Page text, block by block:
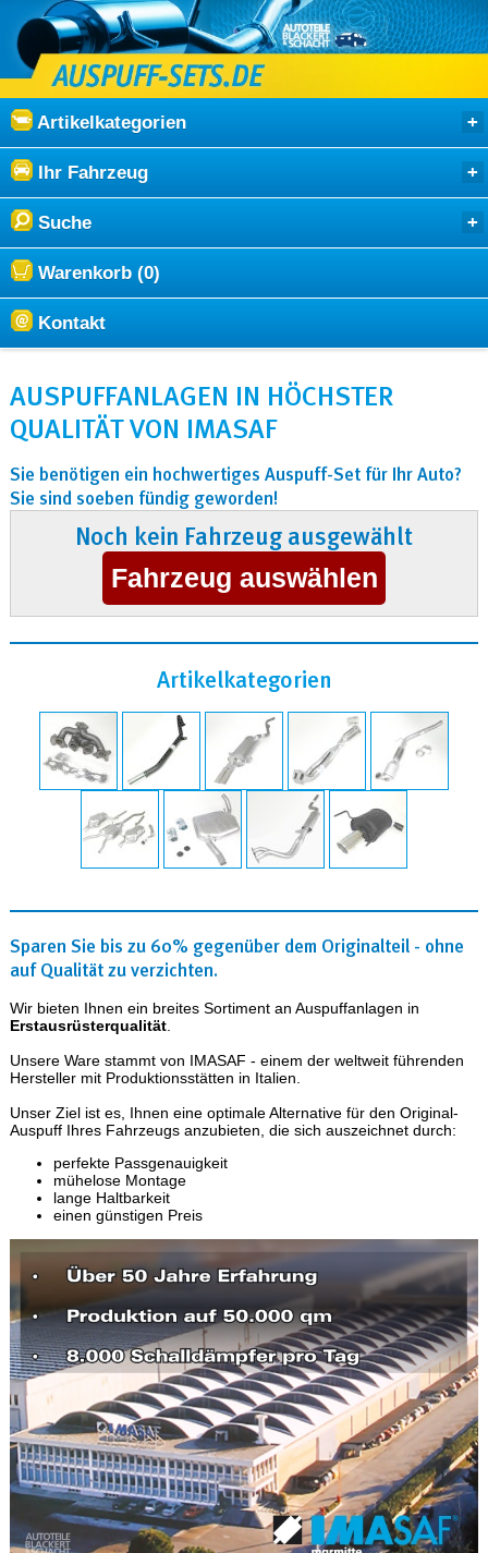
Artikelkategorien
Ihr Fahrzeug
Suche
Warenkorb (0)
Kontakt
AUSPUFFANLAGEN IN HÖCHSTER
QUALITÄT VON IMASAF
Sie benötigen ein hochwertiges Auspuff-Set für Ihr Auto?
Sie sind soeben fündig geworden!
Noch kein Fahrzeug ausgewählt
Artikelkategorien
Sparen Sie bis zu 60% gegenüber dem Originalteil - ohne
auf Qualität zu verzichten.
Wir bieten Ihnen ein breites Sortiment an Auspuffanlagen in
Erstausrüsterqualität.
Unsere Ware stammt von IMASAF - einem der weltweit führenden
Hersteller mit Produktionsstätten in Italien.
Unser Ziel ist es, Ihnen eine optimale Alternative für den Original-
Auspuff Ihres Fahrzeugs anzubieten, die sich auszeichnet durch:
perfekte Passgenauigkeit
mühelose Montage
lange Haltbarkeit
einen günstigen Preis